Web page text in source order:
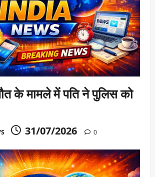
के मामले में पति ने पुलिस को
31/07/2026 0